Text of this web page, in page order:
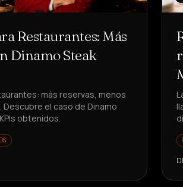
Restaurantes: Más
Dinamo Steak
más reservas, menos
Descubre el caso de Dinamo
obtenidos.